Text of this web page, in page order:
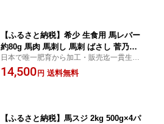
【ふるさと納税】希少 生食用 馬レバー
約80g 馬肉 馬刺し 馬刺 ばさし 菅乃屋
ミート 千興ファーム レバー お肉 刺身
冷凍 真空パック 送料無料
日本で唯一肥育から加工・販売迄一貫生産
だからできる希少な馬レバー。新鮮なまま
パックをおこなっていますので、臭みやク
14,500円 送料無料
【ふるさと納税】馬スジ 2kg 500g×4パ